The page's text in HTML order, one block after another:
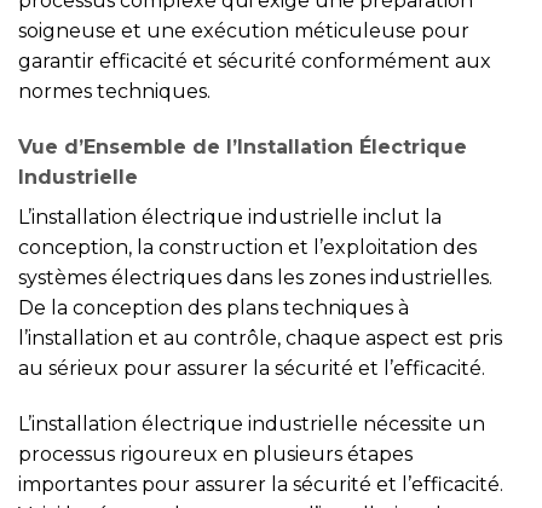
soigneuse et une exécution méticuleuse pour
garantir efficacité et sécurité conformément aux
normes techniques.
Vue d’Ensemble de l’Installation Électrique
Industrielle
L’installation électrique industrielle inclut la
conception, la construction et l’exploitation des
systèmes électriques dans les zones industrielles.
De la conception des plans techniques à
l’installation et au contrôle, chaque aspect est pris
au sérieux pour assurer la sécurité et l’efficacité.
L’installation électrique industrielle nécessite un
processus rigoureux en plusieurs étapes
importantes pour assurer la sécurité et l’efficacité.